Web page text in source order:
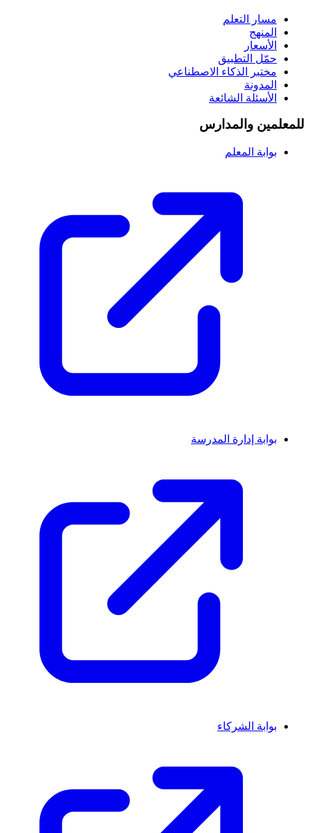
مسار التعلم
المنهج
الأسعار
حمّل التطبيق
مختبر الذكاء الاصطناعي
المدونة
الأسئلة الشائعة
للمعلمين والمدارس
بوابة المعلم
بوابة إدارة المدرسة
بوابة الشركاء